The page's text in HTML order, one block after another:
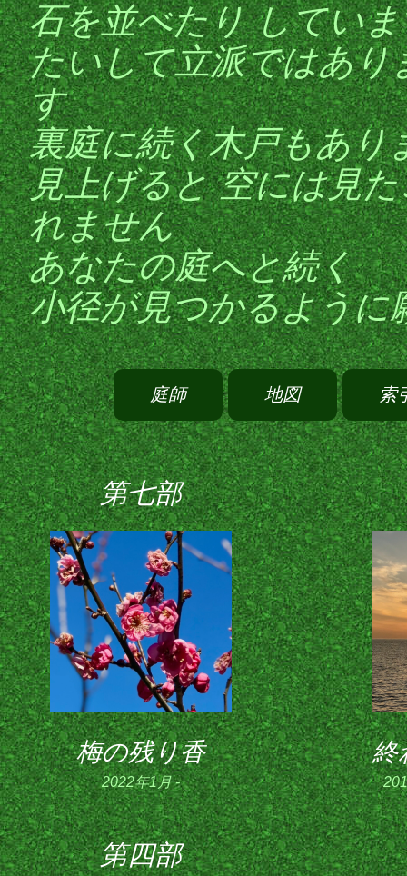
石を並べたり してい
たいして立派ではあり
す
裏庭に続く木戸もあり
見上げると 空には見
れません
あなたの庭へと続く
小径が見つかるように
庭師 地図 索
第七部
梅の残り香
2022年1月 -
終
第四部